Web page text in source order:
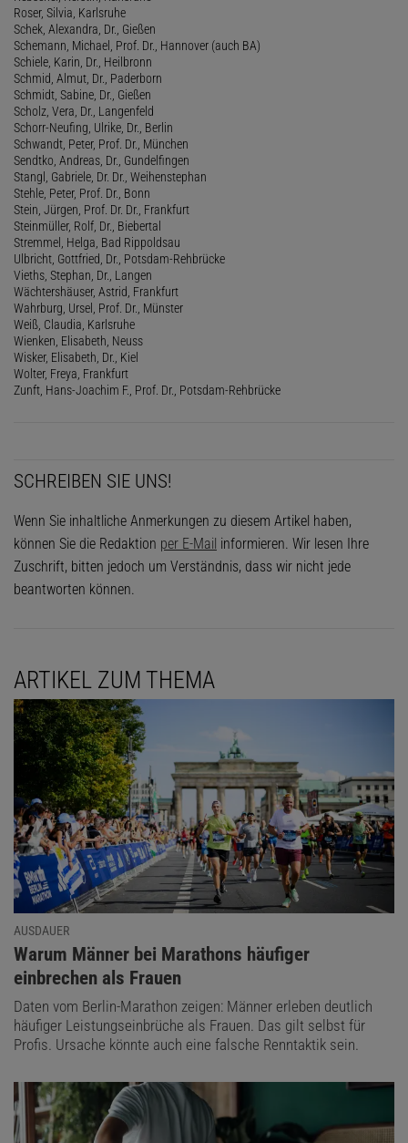
Roser, Silvia, Karlsruhe
Schek, Alexandra, Dr., Gießen
Schemann, Michael, Prof. Dr., Hannover (auch BA)
Schiele, Karin, Dr., Heilbronn
Schmid, Almut, Dr., Paderborn
Schmidt, Sabine, Dr., Gießen
Scholz, Vera, Dr., Langenfeld
Schorr-Neufing, Ulrike, Dr., Berlin
Schwandt, Peter, Prof. Dr., München
Sendtko, Andreas, Dr., Gundelfingen
Stangl, Gabriele, Dr. Dr., Weihenstephan
Stehle, Peter, Prof. Dr., Bonn
Stein, Jürgen, Prof. Dr. Dr., Frankfurt
Steinmüller, Rolf, Dr., Biebertal
Stremmel, Helga, Bad Rippoldsau
Ulbricht, Gottfried, Dr., Potsdam-Rehbrücke
Vieths, Stephan, Dr., Langen
Wächtershäuser, Astrid, Frankfurt
Wahrburg, Ursel, Prof. Dr., Münster
Weiß, Claudia, Karlsruhe
Wienken, Elisabeth, Neuss
Wisker, Elisabeth, Dr., Kiel
Wolter, Freya, Frankfurt
Zunft, Hans-Joachim F., Prof. Dr., Potsdam-Rehbrücke
SCHREIBEN SIE UNS!
Wenn Sie inhaltliche Anmerkungen zu diesem Artikel haben,
können Sie die Redaktion per E-Mail informieren. Wir lesen Ihre
Zuschrift, bitten jedoch um Verständnis, dass wir nicht jede
beantworten können.
ARTIKEL ZUM THEMA
AUSDAUER
:
Warum Männer bei Marathons häufiger
einbrechen als Frauen
Daten vom Berlin-Marathon zeigen: Männer erleben deutlich
häufiger Leistungseinbrüche als Frauen. Das gilt selbst für
Profis. Ursache könnte auch eine falsche Renntaktik sein.